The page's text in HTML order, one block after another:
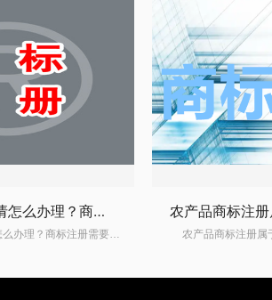
西安商标注册申请怎么办理？商标注册需要注意什么？
西安商标注册申请怎么办理？商标注册需要注意什么？商标注册申请钱，最好提前准备高质量的商标图样，否则很容易造成近似结果，需要重新提交。在西安注册商标要么自己注册要么委托商标代理机构，具体的还要看自己的选择。那么，西安商标怎么注册？商标注册要注意的事项是什么？下面请看赣州乐融详细介绍。 一、西安商